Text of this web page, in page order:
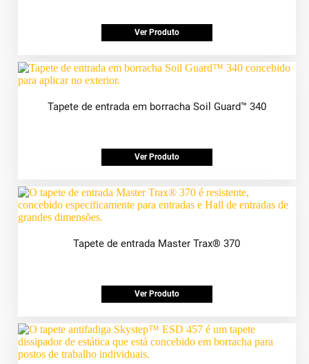
Ver Produto
Tapete de entrada em borracha Soil Guard™ 340
Ver Produto
Tapete de entrada Master Trax® 370
Ver Produto